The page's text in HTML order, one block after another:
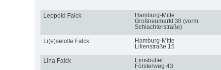
Leopold Falck
Hamburg-Mitte
Großneumarkt 38 (vorm.
Schlachterstraße)
Li(e)selotte Falck
Hamburg-Mitte
Lilienstraße 15
Lina Falck
Eimsbüttel
Försterweg 43